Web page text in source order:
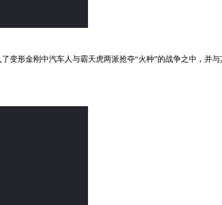
形金刚中汽车人与霸天虎两派抢夺“火种”的战争之中，并